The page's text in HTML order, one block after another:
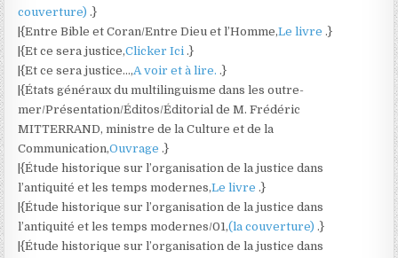
couverture).}
|{Entre Bible et Coran/Entre Dieu et l’Homme,Le livre.}
|{Et ce sera justice,Clicker Ici.}
|{Et ce sera justice…,A voir et à lire..}
|{États généraux du multilinguisme dans les outre-
mer/Présentation/Éditos/Éditorial de M. Frédéric
MITTERRAND, ministre de la Culture et de la
Communication,Ouvrage.}
|{Étude historique sur l’organisation de la justice dans
l’antiquité et les temps modernes,Le livre.}
|{Étude historique sur l’organisation de la justice dans
l’antiquité et les temps modernes/01,(la couverture).}
|{Étude historique sur l’organisation de la justice dans